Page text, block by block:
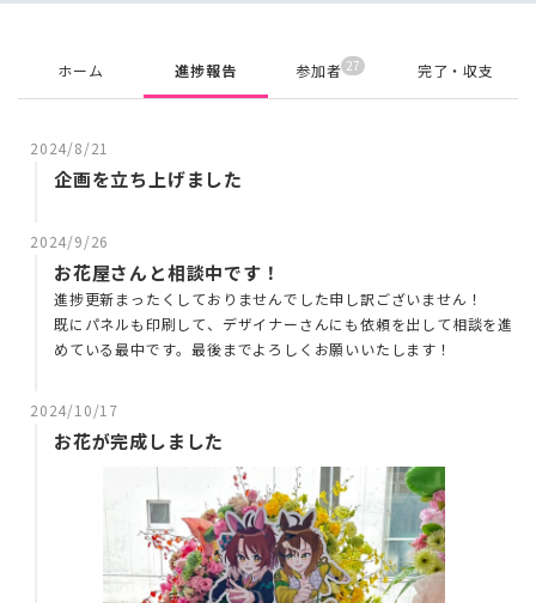
ホーム 進捗報告 参加者 27 完了・収支
2024/8/21
企画を立ち上げました
2024/9/26
お花屋さんと相談中です！
進捗更新まったくしておりませんでした申し訳ございません！
既にパネルも印刷して、デザイナーさんにも依頼を出して相談を進
めている最中です。最後までよろしくお願いいたします！
2024/10/17
お花が完成しました